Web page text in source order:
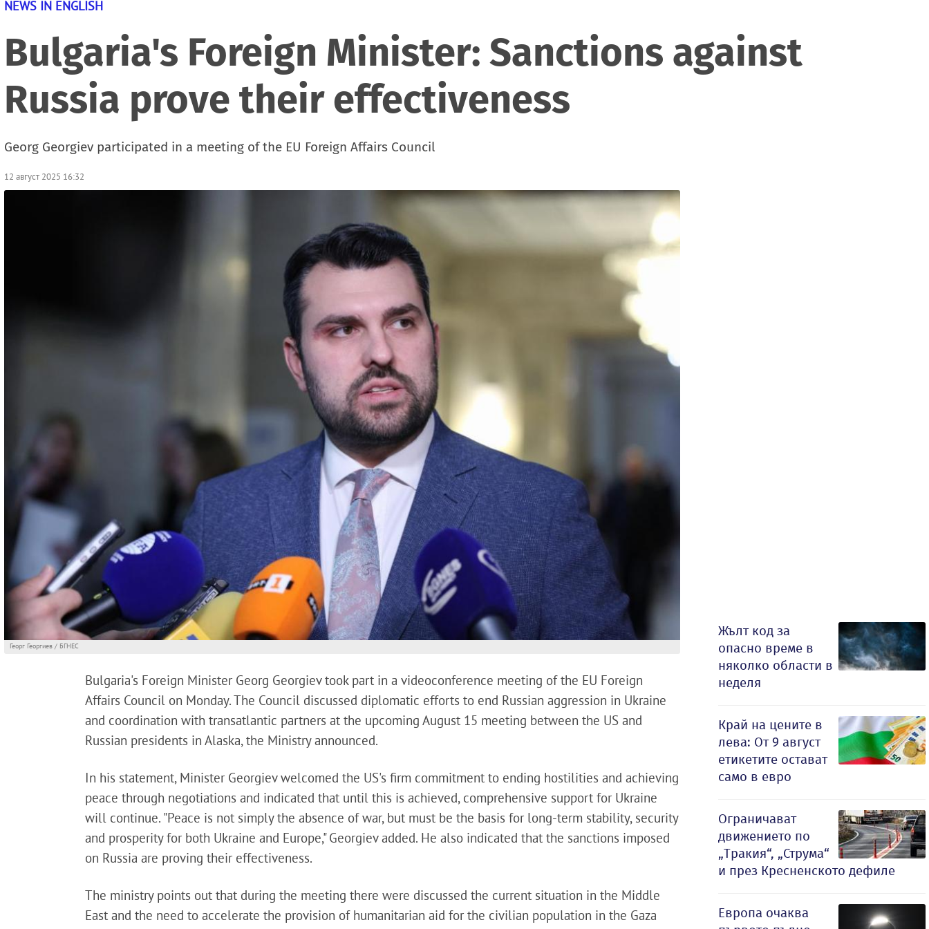
NEWS IN ENGLISH
Bulgaria's Foreign Minister: Sanctions against
Russia prove their effectiveness
Georg Georgiev participated in a meeting of the EU Foreign Affairs Council
12 август 2025 16:32
Георг Георгиев / БГНЕС
Bulgaria's Foreign Minister Georg Georgiev took part in a videoconference meeting of the EU Foreign
Affairs Council on Monday. The Council discussed diplomatic efforts to end Russian aggression in Ukraine
and coordination with transatlantic partners at the upcoming August 15 meeting between the US and
Russian presidents in Alaska, the Ministry announced.
In his statement, Minister Georgiev welcomed the US's firm commitment to ending hostilities and achieving
peace through negotiations and indicated that until this is achieved, comprehensive support for Ukraine
will continue. "Peace is not simply the absence of war, but must be the basis for long-term stability, security
and prosperity for both Ukraine and Europe," Georgiev added. He also indicated that the sanctions imposed
on Russia are proving their effectiveness.
The ministry points out that during the meeting there were discussed the current situation in the Middle
East and the need to accelerate the provision of humanitarian aid for the civilian population in the Gaza
Жълт код за
опасно време в
няколко области в
неделя
Край на цените в
лева: От 9 август
етикетите остават
само в евро
Ограничават
движението по
„Тракия“, „Струма“
и през Кресненското дефиле
Европа очаква